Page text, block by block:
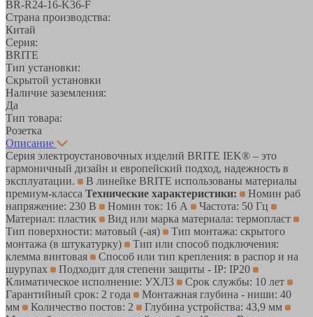
BR-R24-16-K36-F
Страна производства:
Китай
Серия:
BRITE
Тип установки:
Скрытой установки
Наличие заземления:
Да
Тип товара:
Розетка
Описание
Серия электроустановочных изделий BRITE IEK® – это
гармоничный дизайн и европейский подход, надежность в
эксплуатации.
В линейке BRITE использованы материалы
премиум-класса Технические характеристики:
Номин раб
напряжение: 230 В
Номин ток: 16 А
Частота: 50 Гц
Материал: пластик
Вид или марка материала: термопласт
Тип поверхности: матовый (-ая)
Тип монтажа: скрытого
монтажа (в штукатурку)
Тип или способ подключения:
клемма винтовая
Способ или тип крепления: в распор и на
шурупах
Подходит для степени защиты - IP: IP20
Климатическое исполнение: УХЛ3
Срок службы: 10 лет
Гарантийный срок: 2 года
Монтажная глубина - ниши: 40
мм
Количество постов: 2
Глубина устройства: 43,9 мм